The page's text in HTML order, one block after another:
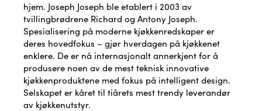
hjem. Joseph Joseph ble etablert i 2003 av
tvillingbrødrene Richard og Antony Joseph.
Spesialisering på moderne kjøkkenredskaper er
deres hovedfokus – gjør hverdagen på kjøkkenet
enklere. De er nå internasjonalt annerkjent for å
produsere noen av de mest teknisk innovative
kjøkkenproduktene med fokus på intelligent design.
Selskapet er kåret til tiårets mest trendy leverandør
av kjøkkenutstyr.